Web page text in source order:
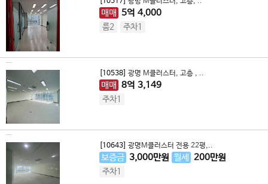
매매 5억 4,000
룸2 주차1
[10538] 광명 M클러스터, 고층 , ..
매매 8억 3,149
주차1
[10643] 광명M클러스터 전용 22평,..
보증금 3,000만원 월세 200만원
주차1